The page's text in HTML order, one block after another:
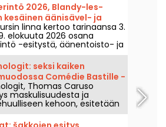
2026, Blandy-les-
kesäinen äänisävel- ja
linna kertoo tarinaansa 3.
elokuuta 2026 osana
-esitystä, äänentoisto- ja
kuljettaa halki vuosisatojen ja
keskiaikaisen linnan saloja.
siihen – tässä osin,
seksi kaiken
Comédie Bastille -
Thomas Caruso
maskulisuudesta ja
kehoon, esitetään
-teatterissa Pariisissa 2.
saakka.